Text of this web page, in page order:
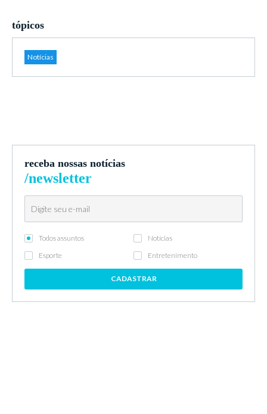
tópicos
Notícias
receba nossas notícias
/newsletter
Todos assuntos
Notícias
Esporte
Entretenimento
CADASTRAR